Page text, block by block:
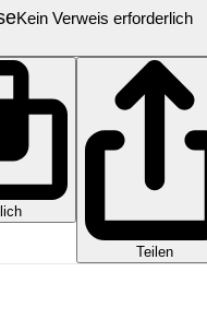
Kein Verweis erforderlich
Teilen